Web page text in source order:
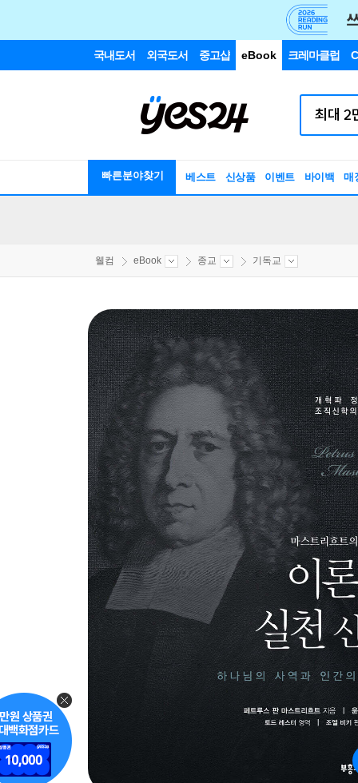
국내도서 외국도서 중고샵 eBook 크레마클럽
빠른분야찾기 베스트 신상품 이벤트 바이백 매
웰컴 eBook 종교 기독교